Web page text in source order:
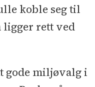
koble seg til
ligger rett ved
gode miljøvalg i